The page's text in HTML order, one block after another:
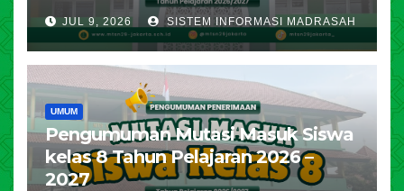
JUL 9, 2026 SISTEM INFORMASI MADRASAH
UMUM
Pengumuman Mutasi Masuk Siswa
kelas 8 Tahun Pelajaran 2026 –
2027